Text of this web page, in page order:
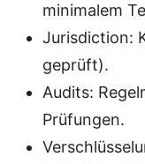
minimalem
Jurisdiction:
geprüft).
Audits:
Prüfungen.